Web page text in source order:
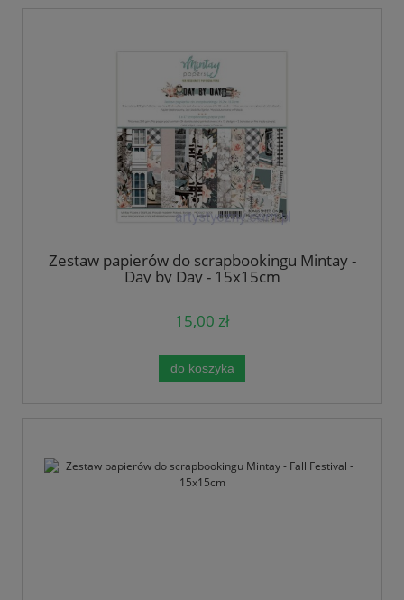
Zestaw papierów do scrapbookingu Mintay -
Day by Day - 15x15cm
15,00 zł
do koszyka